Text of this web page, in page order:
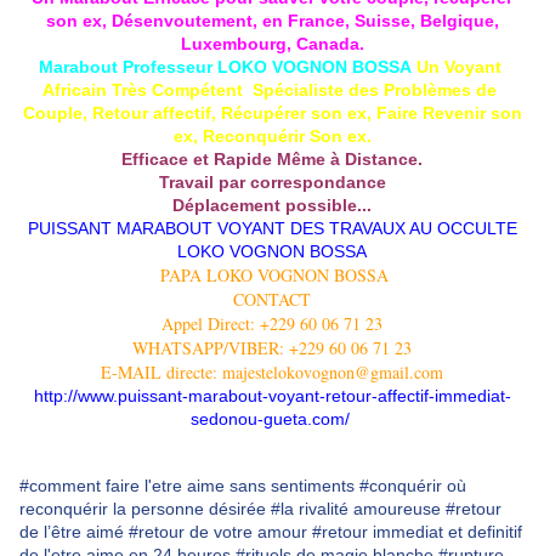
son ex, Désenvoutement, en France, Suisse, Belgique,
Luxembourg, Canada.
Marabout Professeur LOKO VOGNON BOSSA Un Voyant
Africain Très Compétent Spécialiste des Problèmes de
Couple, Retour affectif, Récupérer son ex, Faire Revenir son
ex, Reconquérir Son ex.
Efficace et Rapide Même à Distance.
Travail par correspondance
Déplacement possible...
PUISSANT MARABOUT VOYANT DES TRAVAUX AU OCCULTE
LOKO VOGNON BOSSA
PAPA LOKO VOGNON BOSSA
CONTACT
Appel Direct: +229 60 06 71 23
WHATSAPP/VIBER: +229 60 06 71 23
E-MAIL directe: majestelokovognon@gmail.com
http://www.puissant-marabout-voyant-retour-affectif-immediat-
sedonou-gueta.com/
#comment faire l'etre aime sans sentiments #conquérir où
reconquérir la personne désirée #la rivalité amoureuse #retour
de l’être aimé #retour de votre amour #retour immediat et definitif